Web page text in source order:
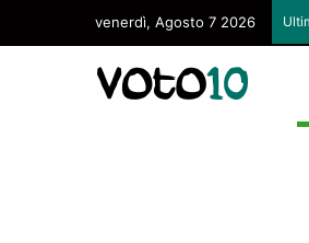
venerdì, Agosto 7 2026